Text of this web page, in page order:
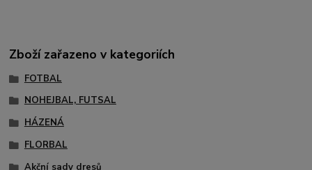
Zboží zařazeno v kategoriích
FOTBAL
NOHEJBAL, FUTSAL
HÁZENÁ
FLORBAL
Akční sady dresů